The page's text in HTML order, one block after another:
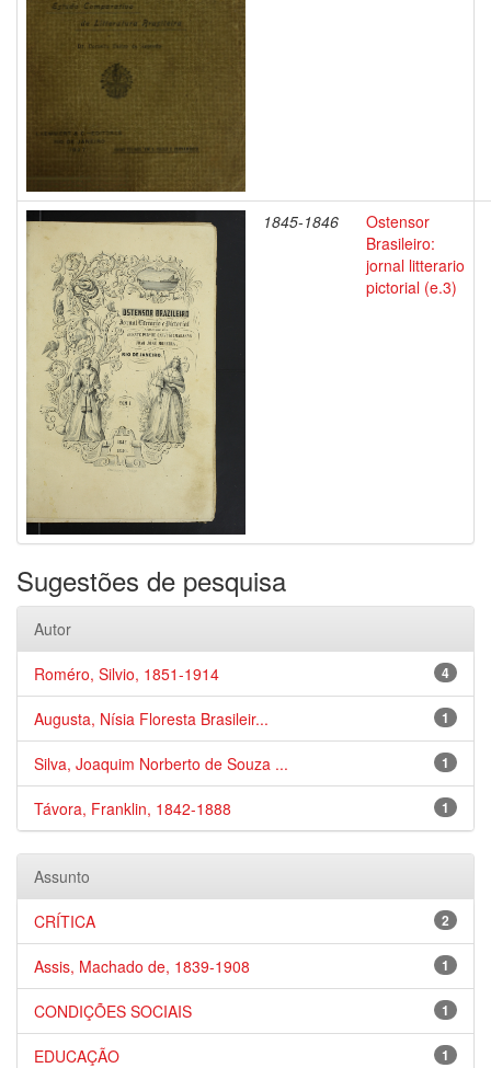
1845-1846
Ostensor
Brasileiro:
jornal litterario
pictorial (e.3)
Sugestões de pesquisa
Autor
4
Roméro, Silvio, 1851-1914
1
Augusta, Nísia Floresta Brasileir...
1
Silva, Joaquim Norberto de Souza ...
1
Távora, Franklin, 1842-1888
Assunto
2
CRÍTICA
1
Assis, Machado de, 1839-1908
1
CONDIÇÕES SOCIAIS
1
EDUCAÇÃO